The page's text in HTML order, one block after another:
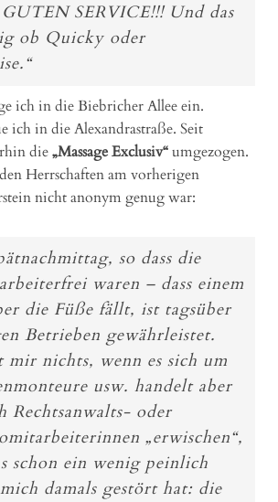
SERVICE!!! Und das
ob Quicky oder
ich in die Biebricher Allee ein.
ich in die Alexandrastraße. Seit
die„Massage Exclusiv“umgezogen.
Herrschaften am vorherigen
nicht anonym genug war:
so dass die
waren – dass einem
die Füße fällt, ist tagsüber
Betrieben gewährleistet.
mir nichts, wenn es sich um
usw. handelt aber
Rechtsanwalts- oder
„erwischen“,
schon ein wenig peinlich
damals gestört hat: die